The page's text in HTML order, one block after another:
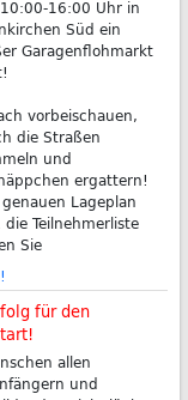
16:00 Uhr in
Süd ein
Garagenflohmarkt
vorbeischauen,
die Straßen
und
ergattern!
Lageplan
die Teilnehmerliste
Sie
für den
allen
und